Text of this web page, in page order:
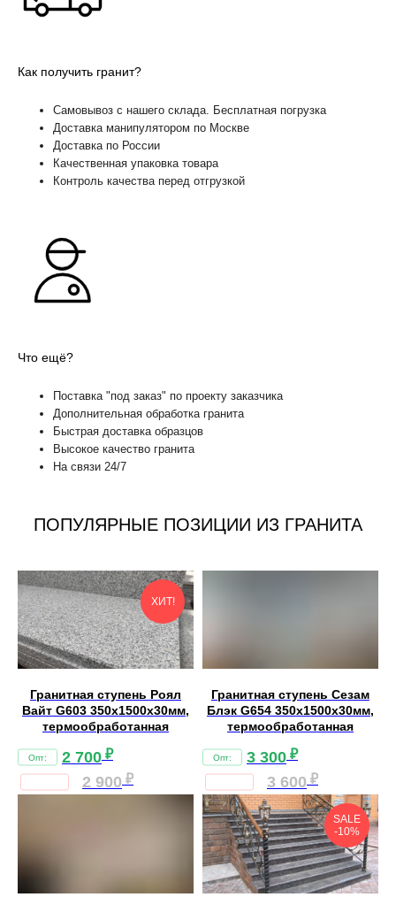
Как получить гранит?
Самовывоз с нашего склада. Бесплатная погрузка
Доставка манипулятором по Москве
Доставка по России
Качественная упаковка товара
Контроль качества перед отгрузкой
Что ещё?
Поставка "под заказ" по проекту заказчика
Дополнительная обработка гранита
Быстрая доставка образцов
Высокое качество гранита
На связи 24/7
ПОПУЛЯРНЫЕ ПОЗИЦИИ ИЗ ГРАНИТА
ХИТ!
Гранитная ступень Роял
Вайт G603 350х1500х30мм,
термообработанная
2 700 ₽
2 900 ₽
Гранитная ступень Сезам
Блэк G654 350х1500х30мм,
термообработанная
3 300 ₽
3 600 ₽
SALE
-10%